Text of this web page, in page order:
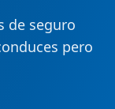
de seguro
pero